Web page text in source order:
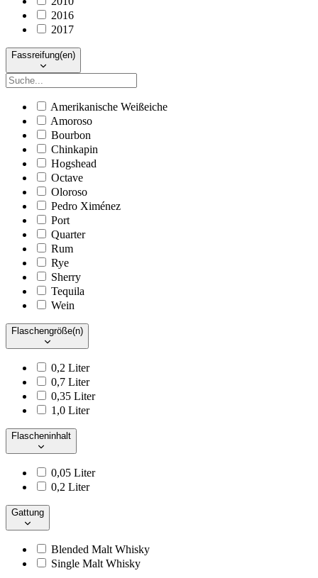
2016
2017
Fassreifung(en)
Amerikanische Weißeiche
Amoroso
Bourbon
Chinkapin
Hogshead
Octave
Oloroso
Pedro Ximénez
Port
Quarter
Rum
Rye
Sherry
Tequila
Wein
Flaschengröße(n)
0,2 Liter
0,7 Liter
0,35 Liter
1,0 Liter
Flascheninhalt
0,05 Liter
0,2 Liter
Gattung
Blended Malt Whisky
Single Malt Whisky